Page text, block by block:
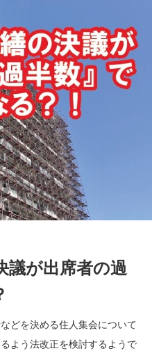
議が出席者の過
どを決める住人集会について
よう法改正を検討するようで